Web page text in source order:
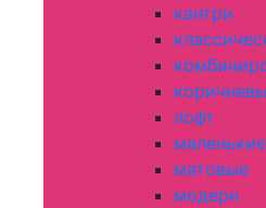
кантри
лофт
маленькие
матовые
модерн